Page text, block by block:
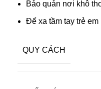
Bảo quản nơi khô
Để xa tầm tay trẻ em
QUY CÁCH